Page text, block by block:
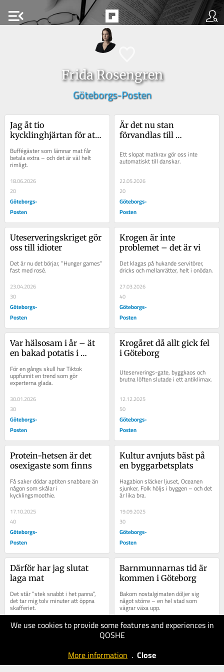
menu_open
Frida Rosengren
Göteborgs-Posten
We use cookies to provide some features and experiences in
QOSHE
More information . Close
Jag åt tio
kycklinghjärtan för att
Buffégäster som lämnar mat får
betala extra – och det är väl helt
rimligt.
18.06.2026
20
Göteborgs-
Posten
Är det nu stan
förvandlas till
Ett slopat matkrav gör oss inte
automatiskt till danskar.
22.05.2026
20
Göteborgs-
Posten
Uteserveringskriget gör
oss till idioter
Det är nu det börjar, ”Hunger games”
fast med rosé.
23.04.2026
30
Göteborgs-
Posten
Krogen är inte
problemet – det är vi
Det klagas på hukande servitörer,
dricks och mellanrätter, helt i onödan.
27.03.2026
40
Göteborgs-
Posten
Var hälsosam i år – ät
en bakad potatis i
För en gångs skull har Tiktok
uppfunnit en trend som gör
experterna glada.
30.01.2026
30
Göteborgs-
Posten
Krogåret då allt gick fel
i Göteborg
Uteserverings-gate, byggkaos och
brutna löften slutade i ett antiklimax.
12.12.2025
50
Göteborgs-
Posten
Protein-hetsen är det
osexigaste som finns
Få saker dödar aptiten snabbare än
någon som skålar i
kycklingsmoothie.
17.10.2025
40
Göteborgs-
Posten
Kultur avnjuts bäst på
en byggarbetsplats
Hagabion släcker ljuset, Oceanen
sjunker, Folk höljs i byggen – och det
är lika bra.
19.09.2025
30
Göteborgs-
Posten
Därför har jag slutat
laga mat
Det står ”stek snabbt i het panna”,
det tar mig tolv minuter att öppna
skafferiet.
13.06.2025
Barnmunnarnas tid är
kommen i Göteborg
Bakom nostalgimaten döljer sig
något större – en hel stad som
vägrar växa upp.
16.05.2025
50
Posten